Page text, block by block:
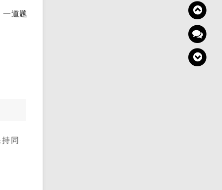
道题
同